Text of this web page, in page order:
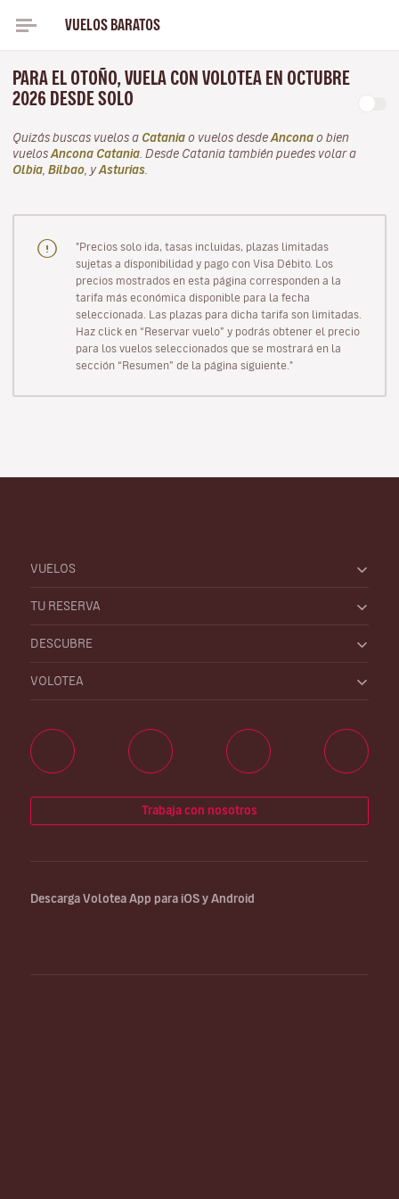
VUELOS BARATOS
PARA EL OTOÑO, VUELA CON VOLOTEA EN OCTUBRE
2026 DESDE SOLO
Quizás buscas vuelos a Catania o vuelos desde Ancona o bien
vuelos Ancona Catania . Desde Catania también puedes volar a
Olbia Bilbao , y Asturias
"Precios solo ida, tasas incluidas, plazas limitadas
sujetas a disponibilidad y pago con Visa Débito. Los
precios mostrados en esta página corresponden a la
tarifa más económica disponible para la fecha
seleccionada. Las plazas para dicha tarifa son limitadas.
Haz click en “Reservar vuelo” y podrás obtener el precio
para los vuelos seleccionados que se mostrará en la
sección “Resumen” de la página siguiente."
VUELOS
TU RESERVA
DESCUBRE
VOLOTEA
Trabaja con nosotros
Descarga Volotea App para iOS y Android